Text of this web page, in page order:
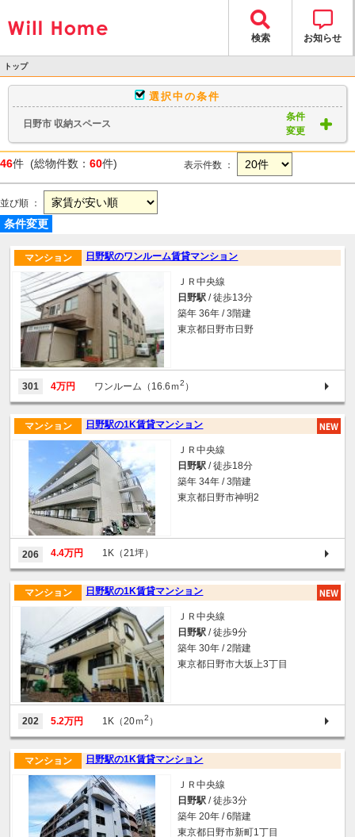
検索 お知らせ
トップ
物件検索
> 物件一覧
選択中の条件
日野市 収納スペース
条件
変更
46件 (総物件数： 60件) 表示件数 ：
並び順 ：
条件変更
日野駅のワンルーム賃貸マンション
マンション
ＪＲ中央線
日野駅 / 徒歩13分
築年 36年 / 3階建
東京都日野市日野
301 4万円 ワンルーム（16.6ｍ2 ）
日野駅の1K賃貸マンション
マンション
ＪＲ中央線
日野駅 / 徒歩18分
築年 34年 / 3階建
東京都日野市神明2
206 4.4万円 1K（21坪）
日野駅の1K賃貸マンション
マンション
ＪＲ中央線
日野駅 / 徒歩9分
築年 30年 / 2階建
東京都日野市大坂上3丁目
202 5.2万円 1K（20ｍ2 ）
日野駅の1K賃貸マンション
マンション
ＪＲ中央線
日野駅 / 徒歩3分
築年 20年 / 6階建
東京都日野市新町1丁目